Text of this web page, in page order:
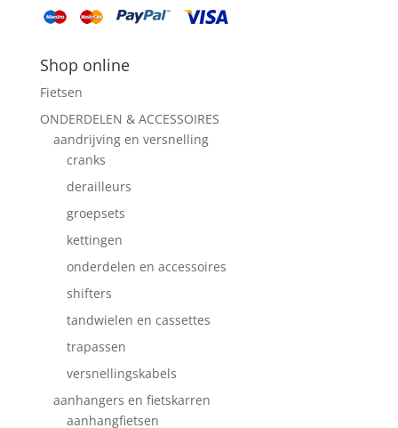
Shop online
Fietsen
ONDERDELEN & ACCESSOIRES
aandrijving en versnelling
cranks
derailleurs
groepsets
kettingen
onderdelen en accessoires
shifters
tandwielen en cassettes
trapassen
versnellingskabels
aanhangers en fietskarren
aanhangfietsen